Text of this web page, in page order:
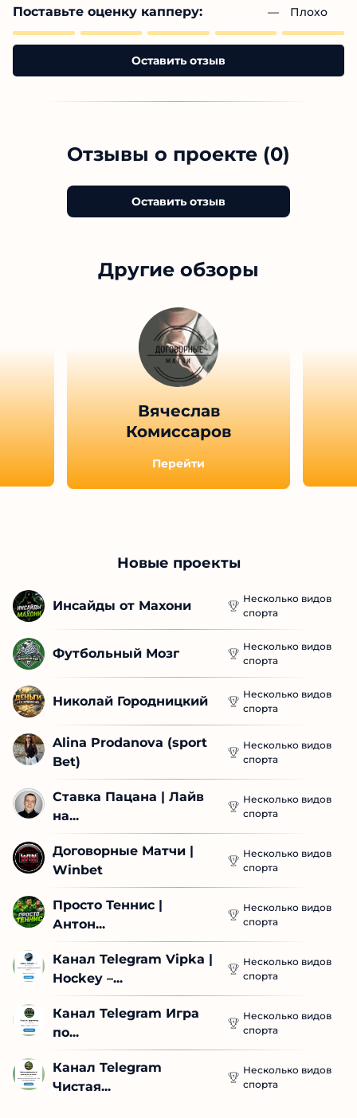
Поставьте оценку капперу: — Плохо
Оставить отзыв
Отзывы о проекте (0)
Оставить отзыв
Другие обзоры
Вячеслав
Комиссаров
Перейти
Новые проекты
Инсайды от Махони
Несколько видов
спорта
Футбольный Мозг
Несколько видов
спорта
Николай Городницкий
Несколько видов
спорта
Alina Prodanova (sport
Bet)
Несколько видов
спорта
Ставка Пацана | Лайв
на...
Несколько видов
спорта
Договорные Матчи |
Winbet
Несколько видов
спорта
Просто Теннис |
Антон...
Несколько видов
спорта
Канал Telegram Vipka |
Hockey –...
Несколько видов
спорта
Канал Telegram Игра
по...
Несколько видов
спорта
Канал Telegram
Чистая...
Несколько видов
спорта